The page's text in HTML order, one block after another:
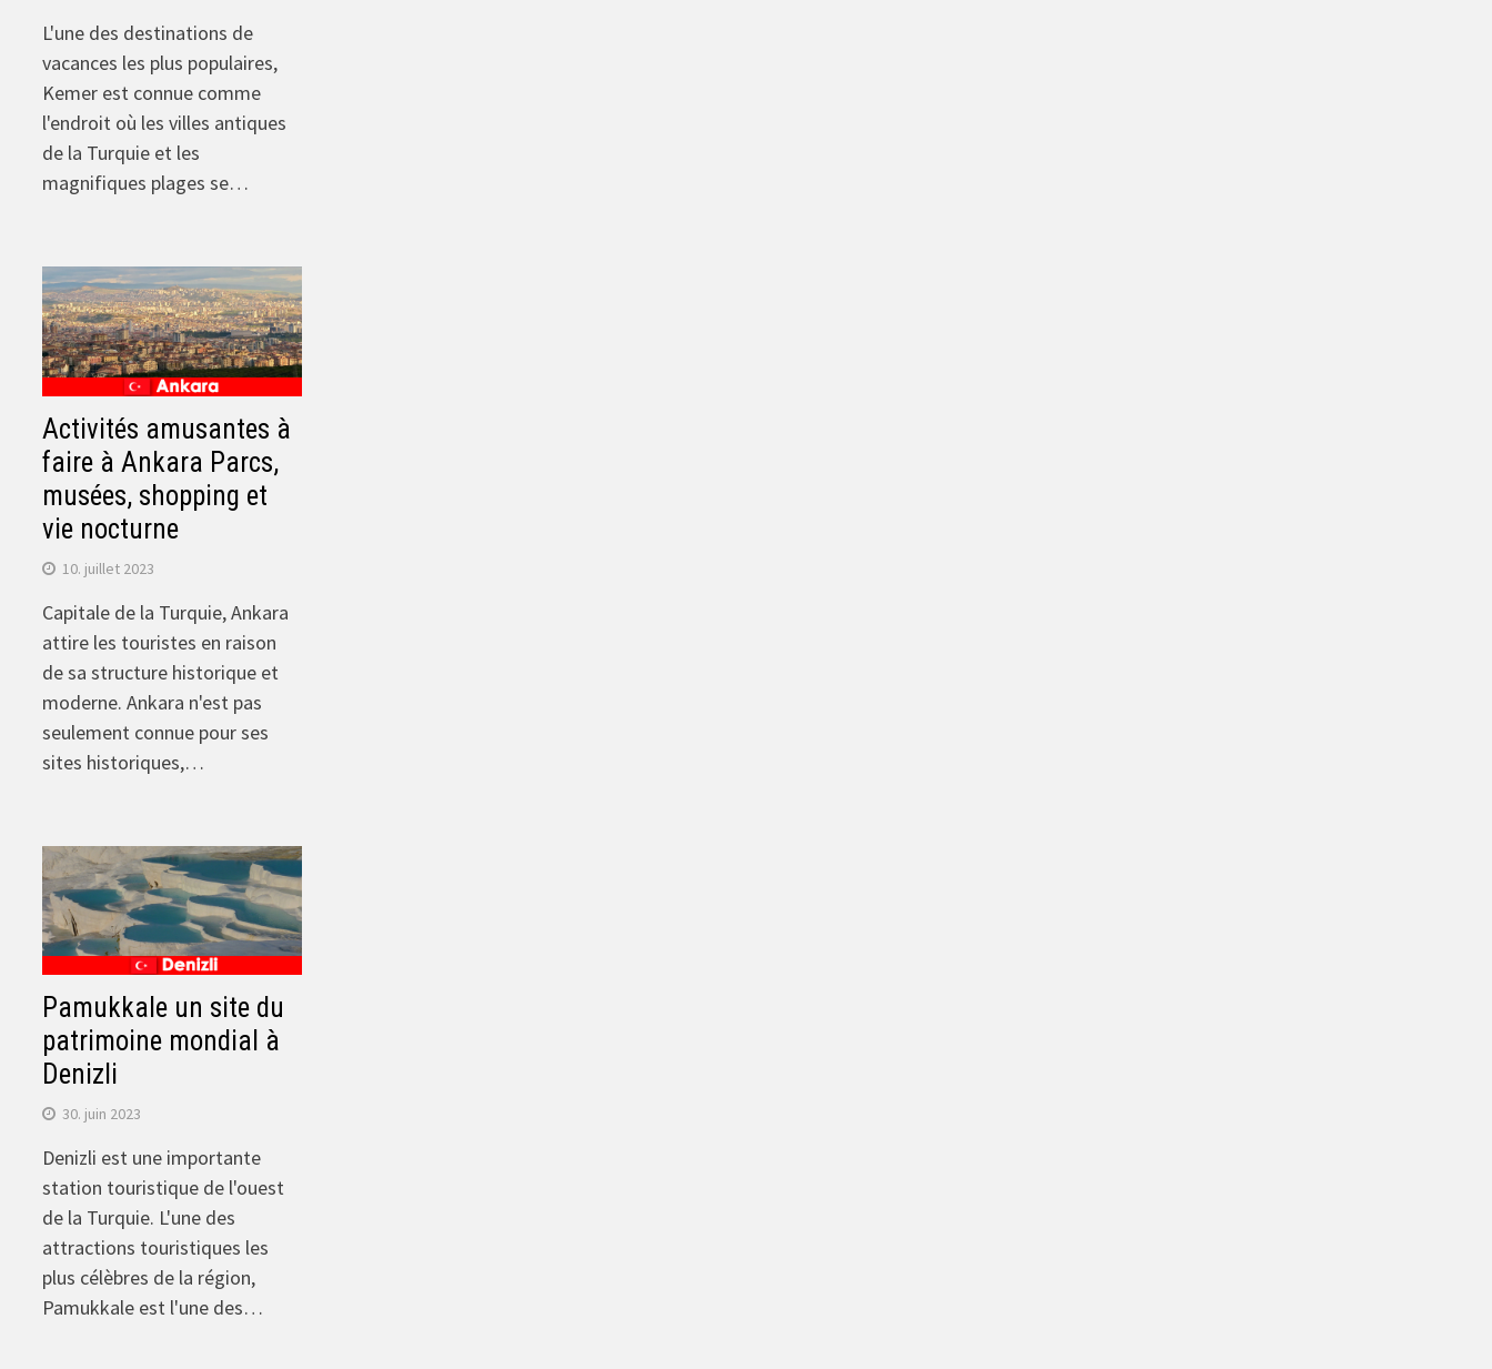
L'une des destinations de
vacances les plus populaires,
Kemer est connue comme
l'endroit où les villes antiques
de la Turquie et les
magnifiques plages se…
Activités amusantes à
faire à Ankara Parcs,
musées, shopping et
vie nocturne
10. juillet 2023
Capitale de la Turquie, Ankara
attire les touristes en raison
de sa structure historique et
moderne. Ankara n'est pas
seulement connue pour ses
sites historiques,…
Pamukkale un site du
patrimoine mondial à
Denizli
30. juin 2023
Denizli est une importante
station touristique de l'ouest
de la Turquie. L'une des
attractions touristiques les
plus célèbres de la région,
Pamukkale est l'une des…